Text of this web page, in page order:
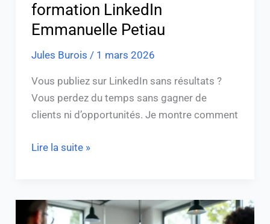
formation LinkedIn
Emmanuelle Petiau
Jules Burois / 1 mars 2026
Vous publiez sur LinkedIn sans résultats ?
Vous perdez du temps sans gagner de
clients ni d’opportunités. Je montre comment
Lire la suite »
Formation